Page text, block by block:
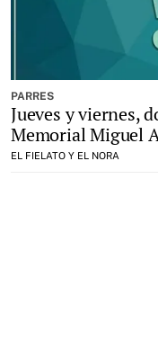
PARRES
Jueves y viernes,
Memorial Miguel
EL FIELATO Y EL NORA